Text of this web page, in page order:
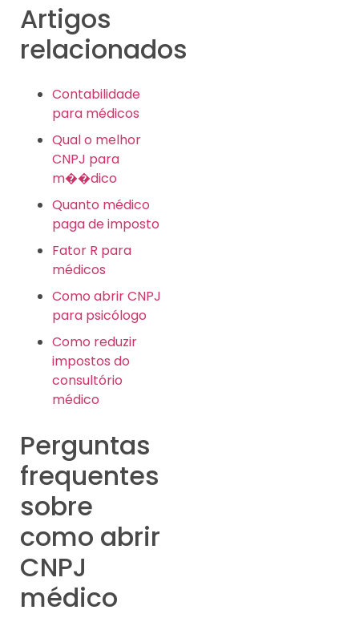
Artigos
relacionados
Contabilidade
para médicos
Qual o melhor
CNPJ para
m��dico
Quanto médico
paga de imposto
Fator R para
médicos
Como abrir CNPJ
para psicólogo
Como reduzir
impostos do
consultório
médico
Perguntas
frequentes
sobre
como abrir
CNPJ
médico